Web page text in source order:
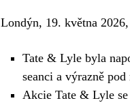
Londýn, 19. května
Tate & Lyle byla
seanci a výrazně
Akcie Tate & Lyle